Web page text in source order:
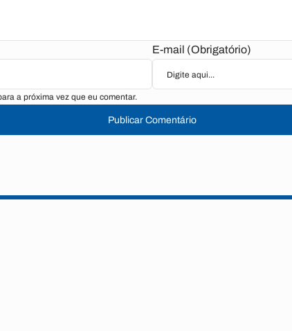
E-mail (Obrigatório)
a próxima vez que eu comentar.
Publicar Comentário